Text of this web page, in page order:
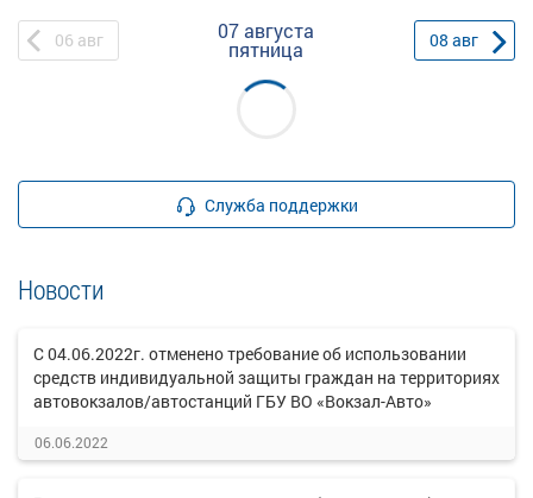
06 авг 07 августа
пятница 08 авг
Служба поддержки
Новости
С 04.06.2022г. отменено требование об использовании
средств индивидуальной защиты граждан на территориях
автовокзалов/автостанций ГБУ ВО «Вокзал-Авто»
06.06.2022